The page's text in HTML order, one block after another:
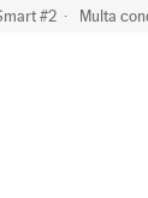
#2 Multa